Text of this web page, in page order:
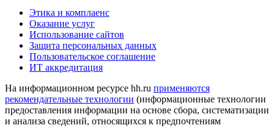
Этика и комплаенс
Оказание услуг
Использование сайтов
Защита персональных данных
Пользовательское соглашение
ИТ аккредитация
На информационном ресурсе hh.ru применяются
рекомендательные технологии (информационные технологии
предоставления информации на основе сбора, систематизации
и анализа сведений, относящихся к предпочтениям